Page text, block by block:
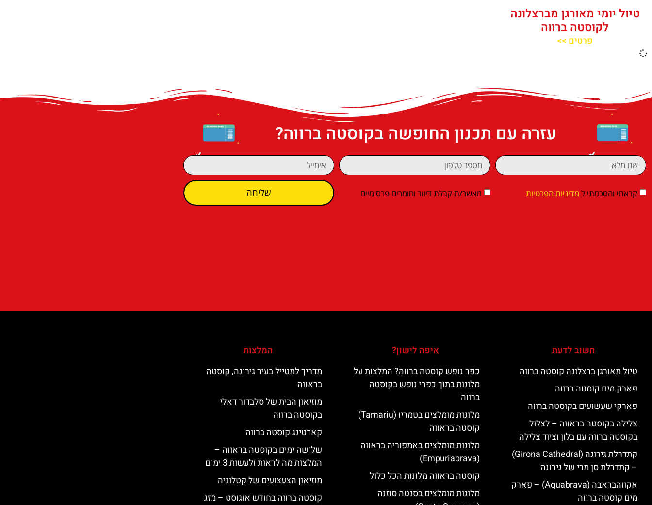
טיול יומי מאורגן מברצלונה
לקוסטה ברווה
פרטים >>
עזרה עם תכנון החופשה בקוסטה ברווה?
קראתי והסכמתי ל מדיניות הפרטיות מאשר/ת קבלת דיוור וחומרים פרסומיים שליחה
חשוב לדעת
טיול מאורגן ברצלונה קוסטה ברווה
פארק מים קוסטה ברווה
פארקי שעשועים בקוסטה ברווה
צלילה בקוסטה בראווה – לצלול
בקוסטה ברווה עם בלון וציוד צלילה
קתדרלת גירונה (Girona Cathedral)
– קתדרלת סן מרי של גירונה
אקווהבראבה (Aquabrava) – פארק
מים קוסטה ברווה
איפה לישון?
כפר נופש קוסטה ברווה? המלצות על
מלונות בתוך כפרי נופש בקוסטה
ברווה
מלונות מומלצים בטמריו (Tamariu)
קוסטה בראווה
מלונות מומלצים באמפוריה בראווה
(Empuriabrava)
קוסטה בראווה מלונות הכל כלול
מלונות מומלצים בסנטה סוזנה
המלצות
מדריך למטייל בעיר גירונה, קוסטה
בראווה
מוזיאון הבית של סלבדור דאלי
בקוסטה ברווה
קארטינג קוסטה ברווה
שלושה ימים בקוסטה בראווה –
המלצות מה לראות ולעשות 3 ימים
מוזיאון הצעצועים של קטלוניה
קוסטה ברווה בחודש אוגוסט – מזג